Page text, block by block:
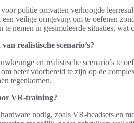
politie omvatten verhoogde
veilige omgeving om te oefenen
te nemen in gesimuleerde situaties,
realistische scenario’s?
en realistische scenario’s te
beter voorbereid te zijn op de
tegenkomen.
VR-training?
nodig, zoals VR-headsets en